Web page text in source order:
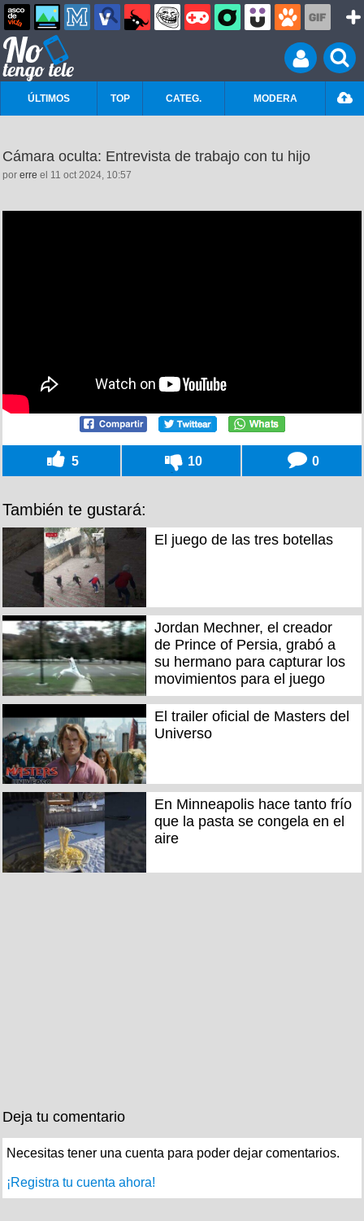
ÚLTIMOS TOP CATEG. MODERA
Cámara oculta: Entrevista de trabajo con tu hijo
por erre el 11 oct 2024, 10:57
5 10 0
También te gustará:
El juego de las tres botellas
Jordan Mechner, el creador
de Prince of Persia, grabó a
su hermano para capturar los
movimientos para el juego
El trailer oficial de Masters del
Universo
En Minneapolis hace tanto frío
que la pasta se congela en el
aire
Deja tu comentario
Necesitas tener una cuenta para poder dejar comentarios.
¡Registra tu cuenta ahora!